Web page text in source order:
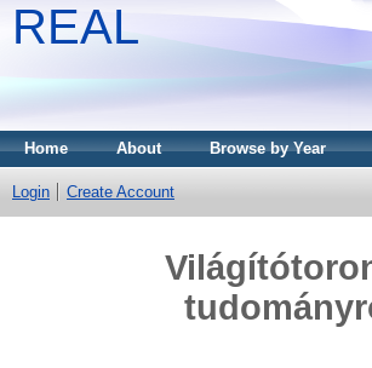
REAL
Home About Browse by Year
Login Create Account